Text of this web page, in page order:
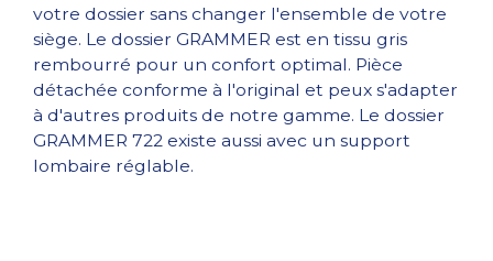
votre dossier sans changer l'ensemble de votre
siège. Le dossier GRAMMER est en tissu gris
rembourré pour un confort optimal. Pièce
détachée conforme à l'original et peux s'adapter
à d'autres produits de notre gamme. Le dossier
GRAMMER 722 existe aussi avec un support
lombaire réglable.